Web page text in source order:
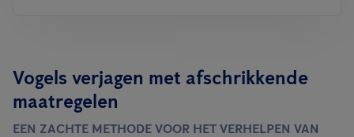
Vogels verjagen met afschrikkende
maatregelen
EEN ZACHTE METHODE VOOR HET VERHELPEN VAN